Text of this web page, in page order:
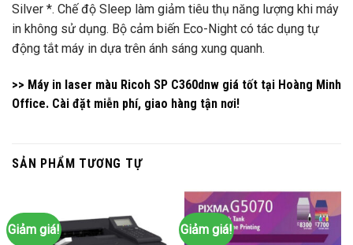
Silver *. Chế độ Sleep làm giảm tiêu thụ năng lượng khi máy
in không sử dụng. Bộ cảm biến Eco-Night có tác dụng tự
động tắt máy in dựa trên ánh sáng xung quanh.
>> Máy in laser màu Ricoh SP C360dnw giá tốt tại Hoàng Minh
Office. Cài đặt miễn phí, giao hàng tận nơi!
SẢN PHẨM TƯƠNG TỰ
Giảm giá! Giảm giá!